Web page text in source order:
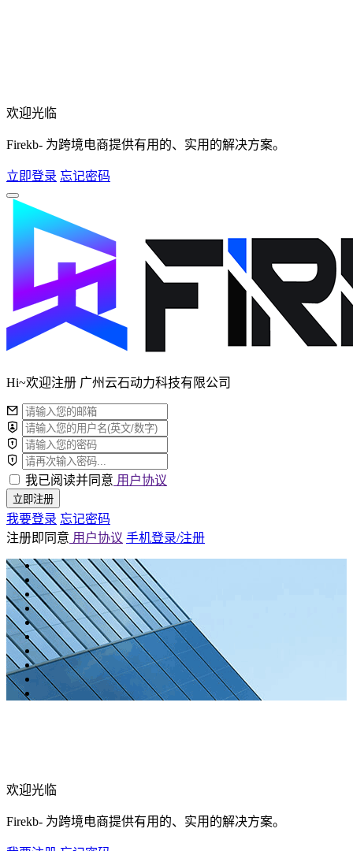
欢迎光临
Firekb- 为跨境电商提供有用的、实用的解决方案。
立即登录 忘记密码
Hi~欢迎注册 广州云石动力科技有限公司
我已阅读并同意 用户协议
立即注册
我要登录 忘记密码
注册即同意 用户协议 手机登录/注册
欢迎光临
Firekb- 为跨境电商提供有用的、实用的解决方案。